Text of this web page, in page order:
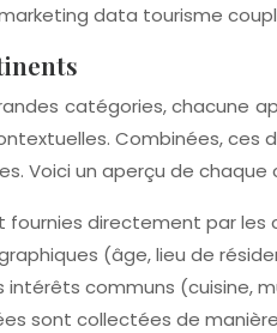
data tourisme
catégories, chacune
Combinées,
Voici un aperçu de chaque
directement par les
(âge, lieu de
communs (cuisine,
sont collectées de